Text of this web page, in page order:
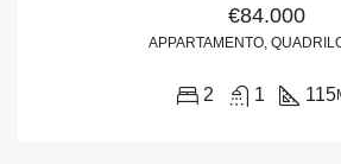
€84.000
APPARTAMENTO,
2 1 115